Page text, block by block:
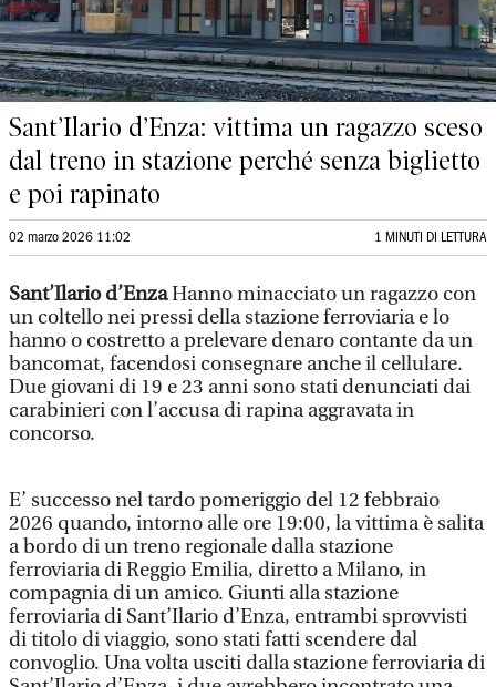
Sant’Ilario d’Enza: vittima un ragazzo sceso
dal treno in stazione perché senza biglietto
e poi rapinato
02 marzo 2026 11:02 1 MINUTI DI LETTURA
Sant’Ilario d’EnzaHanno minacciato un ragazzo con
un coltello nei pressi della stazione ferroviaria e lo
hanno o costretto a prelevare denaro contante da un
bancomat, facendosi consegnare anche il cellulare.
Due giovani di 19 e 23 anni sono stati denunciati dai
carabinieri con l’accusa di rapina aggravata in
concorso.
E’ successo nel tardo pomeriggio del 12 febbraio
2026 quando, intorno alle ore 19:00, la vittima è salita
a bordo di un treno regionale dalla stazione
ferroviaria di Reggio Emilia, diretto a Milano, in
compagnia di un amico. Giunti alla stazione
ferroviaria di Sant’Ilario d’Enza, entrambi sprovvisti
di titolo di viaggio, sono stati fatti scendere dal
convoglio. Una volta usciti dalla stazione ferroviaria di